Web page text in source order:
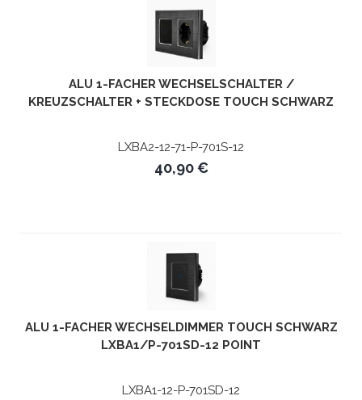
ALU 1-FACHER WECHSELSCHALTER /
KREUZSCHALTER + STECKDOSE TOUCH SCHWARZ
LXBA2-12-71-P-701S-12
40,90 €
ALU 1-FACHER WECHSELDIMMER TOUCH SCHWARZ
LXBA1/P-701SD-12 POINT
LXBA1-12-P-701SD-12